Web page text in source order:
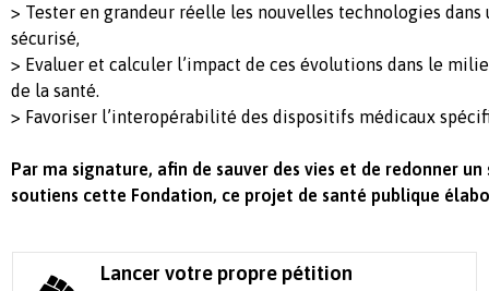
> Tester en grandeur réelle les nouvelles technologies
sécurisé,
> Evaluer et calculer l’impact de ces évolutions dans le
de la santé.
> Favoriser l’interopérabilité des dispositifs médicaux
Par ma signature, afin de sauver des vies et de redonner un
soutiens cette Fondation, ce projet de santé publique
Lancer votre propre pétition